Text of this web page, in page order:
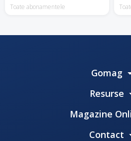
Toate abonamentele
Gomag
Resurse
Magazine
Contact